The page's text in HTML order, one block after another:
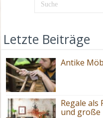
Letzte Beiträge
Antike
Regale als
und große